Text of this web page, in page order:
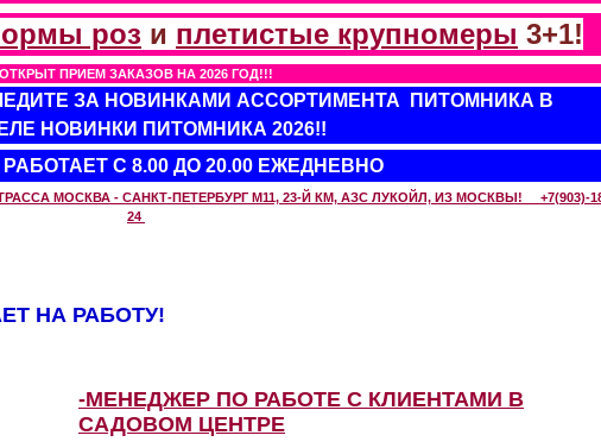
роз и плетистые крупномеры 3+1!
ОТКРЫТ ПРИЕМ ЗАКАЗОВ НА 2026 ГОД!!!
ЗА НОВИНКАМИ АССОРТИМЕНТА ПИТОМНИКА В
НОВИНКИ ПИТОМНИКА 2026!!
С 8.00 ДО 20.00 ЕЖЕДНЕВНО
МОСКВА - САНКТ-ПЕТЕРБУРГ М11, 23-Й КМ, АЗС ЛУКОЙЛ, ИЗ МОСКВЫ! +7(903)-
24
НА РАБОТУ!
-МЕНЕДЖЕР ПО РАБОТЕ С КЛИЕНТАМИ В
САДОВОМ ЦЕНТРЕ